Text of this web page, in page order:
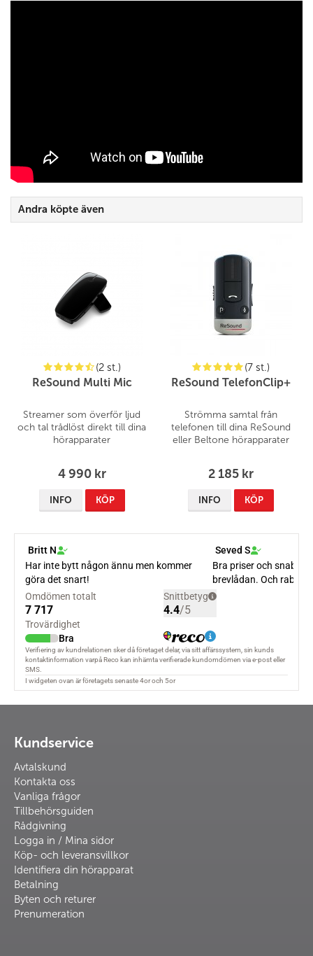
Andra köpte även
(2 st.)
ReSound Multi Mic
Streamer som överför ljud
och tal trådlöst direkt till dina
hörapparater
4 990 kr
INFO KÖP
(7 st.)
ReSound TelefonClip+
Strömma samtal från
telefonen till dina ReSound
eller Beltone hörapparater
2 185 kr
INFO KÖP
Kundservice
Avtalskund
Kontakta oss
Vanliga frågor
Tillbehörsguiden
Rådgivning
Logga in / Mina sidor
Köp- och leveransvillkor
Identifiera din hörapparat
Betalning
Byten och returer
Prenumeration